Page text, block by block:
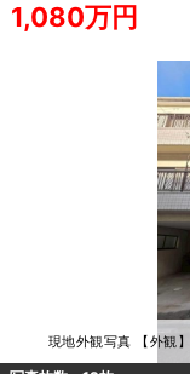
1,080万円
現地外観写真 【外観